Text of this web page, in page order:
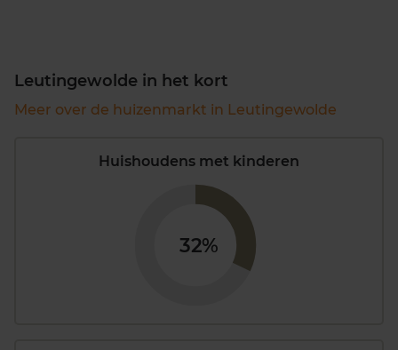
Leutingewolde in het kort
Meer over de huizenmarkt in Leutingewolde
Huishoudens met kinderen
32%